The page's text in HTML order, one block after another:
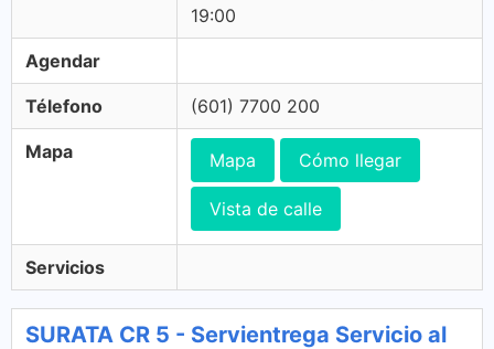
19:00
Agendar
Télefono (601) 7700 200
Mapa Mapa Cómo llegar
Vista de calle
Servicios
SURATA CR 5 - Servientrega Servicio al